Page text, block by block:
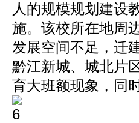
人的规模规划建设
施。该校所在地周
发展空间不足，迁
黔江新城、城北片
育大班额现象，同